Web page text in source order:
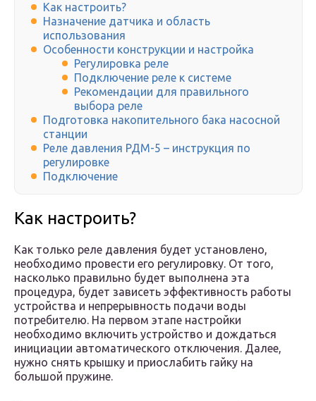
Как настроить?
Назначение датчика и область
использования
Особенности конструкции и настройка
Регулировка реле
Подключение реле к системе
Рекомендации для правильного
выбора реле
Подготовка накопительного бака насосной
станции
Реле давления РДМ-5 – инструкция по
регулировке
Подключение
Как настроить?
Как только реле давления будет установлено,
необходимо провести его регулировку. От того,
насколько правильно будет выполнена эта
процедура, будет зависеть эффективность работы
устройства и непрерывность подачи воды
потребителю. На первом этапе настройки
необходимо включить устройство и дождаться
инициации автоматического отключения. Далее,
нужно снять крышку и приослабить гайку на
большой пружине.